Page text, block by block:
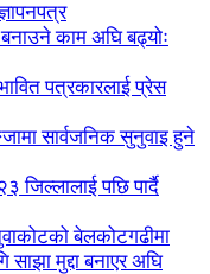
बनाउने काम अघि बढ्योः
पत्रकारलाई प्रेस
सार्वजनिक सुनुवाइ हुने
जिल्लालाई पछि पार्दै
बेलकोटगढीमा
मुद्दा बनाएर अघि